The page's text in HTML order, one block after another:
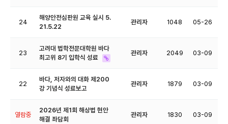
24
해양안전심판원 교육 실시 5.
21.5.22
관리자 1048 05-26
23
고려대 법학전문대학원 바다
최고위 8기 입학식 성료
관리자 2049 03-09
22
바다, 저자와의 대화 제200
강 기념식 성료보고
관리자 1879 03-09
열람중
2026년 제1회 해상법 현안
해결 좌담회
관리자 1830 03-09